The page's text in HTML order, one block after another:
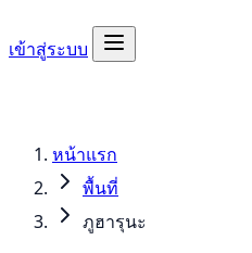
เข้าสู่ระบบ
หน้าแรก
พื้นที่
ภูฮารุนะ